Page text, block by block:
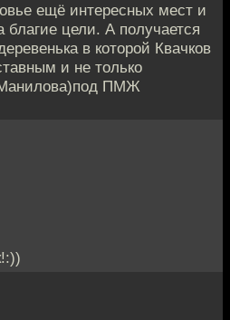
ещё интересных мест и
цели. А получается
в которой Квачков
и не только
ПМЖ